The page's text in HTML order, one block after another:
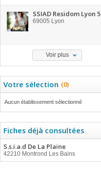
SSIAD Residom Lyon 5
69005 Lyon
Voir plus
Votre sélection (0)
Aucun établissement sélectionné
Fiches déjà consultées
S.s.i.a.d De La Plaine
42210 Montrond Les Bains